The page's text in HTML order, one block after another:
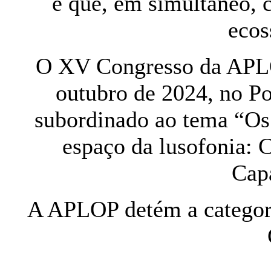
O XV Congresso da
outubro de 2024, no
subordinado ao tema
espaço da lusofonia:
A APLOP detém a